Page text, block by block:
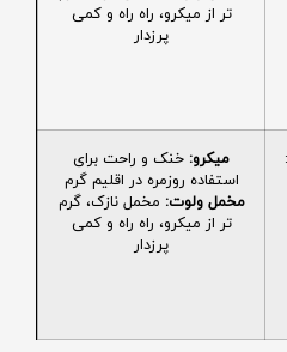
تر از میکرو، راه راه و کمی
پرزدار
میکرو: خنک و راحت برای
استفاده روزمره در اقلیم گرم
مخمل ولوت: مخمل نازک، گرم
تر از میکرو، راه راه و کمی
پرزدار